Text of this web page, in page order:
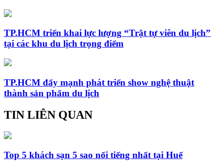
TP.HCM triển khai lực lượng “Trật tự viên du lịch”
tại các khu du lịch trọng điểm
TP.HCM đẩy mạnh phát triển show nghệ thuật
thành sản phẩm du lịch
TIN LIÊN QUAN
Top 5 khách sạn 5 sao nổi tiếng nhất tại Huế